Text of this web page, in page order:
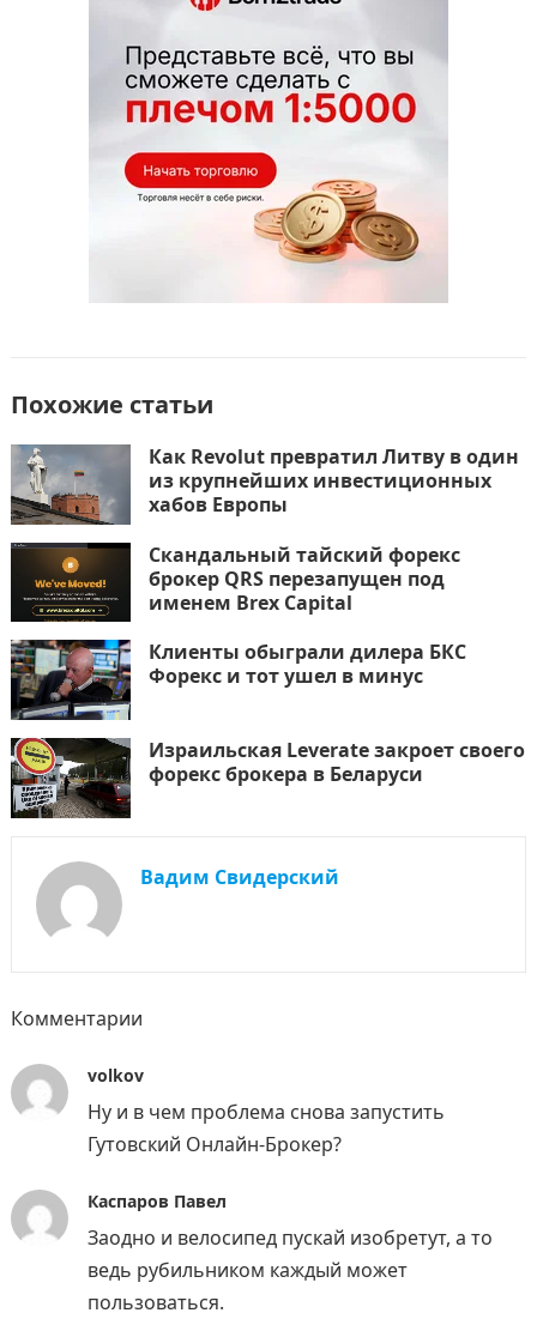
в
и
т
ь
Похожие статьи
Как Revolut превратил Литву в один
из крупнейших инвестиционных
хабов Европы
Скандальный тайский форекс
брокер QRS перезапущен под
именем Brex Capital
Клиенты обыграли дилера БКС
Форекс и тот ушел в минус
Израильская Leverate закроет своего
форекс брокера в Беларуси
Вадим Свидерский
Комментарии
volkov
Ну и в чем проблема снова запустить
Гутовский Онлайн-Брокер?
Каспаров Павел
Заодно и велосипед пускай изобретут, а то
ведь рубильником каждый может
пользоваться.